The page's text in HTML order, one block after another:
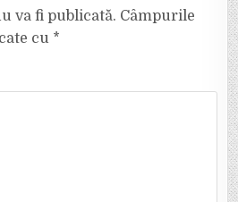
va fi publicată. Câmpurile
cu *